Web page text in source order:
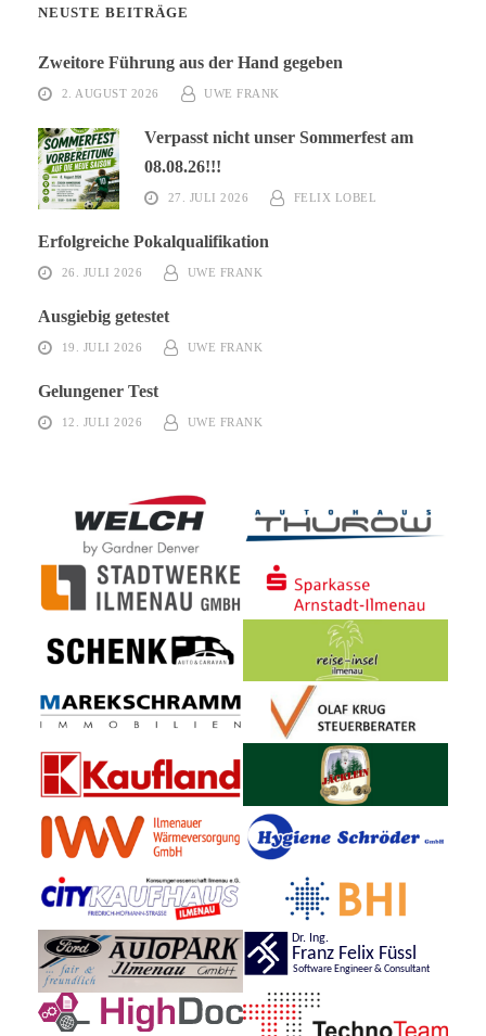
NEUSTE BEITRÄGE
Zweitore Führung aus der Hand gegeben
2. AUGUST 2026 UWE FRANK
Verpasst nicht unser Sommerfest am
08.08.26!!!
27. JULI 2026 FELIX LOBEL
Erfolgreiche Pokalqualifikation
26. JULI 2026 UWE FRANK
Ausgiebig getestet
19. JULI 2026 UWE FRANK
Gelungener Test
12. JULI 2026 UWE FRANK